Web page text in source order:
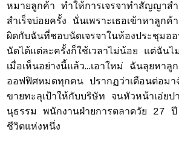
หมายลูกค้า ทำให้การเจรจาทำสัญญาส
สำเร็จบ่อยครั้ง นั่นเพราะเธอเข้าหาลูกค้
ผิดกับฉันที่ชอบนัดเจรจาในห้องประชุมอ
นัดได้แต่ละครั้งก็ใช้เวลาไม่น้อย แต่ฉันไ
เมื่อเห็นอย่างนี้แล้ว…เอาใหม่ ฉันลุยหาลู
ออฟฟิศหมดทุกคน ปรากฏว่าเดือนต่อมา
ขายทะลุเป้าให้กับบริษัท จนหัวหน้าเอ่ย
นุธรรม พนักงานฝ่ายการตลาดวัย 27
ชีวิตแห่งหนึ่ง